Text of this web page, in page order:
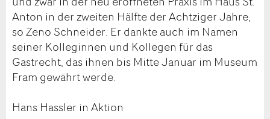
Anton in der zweiten Hälfte der Achtziger Jahre,
so Zeno Schneider. Er dankte auch im Namen
seiner Kolleginnen und Kollegen für das
Gastrecht, das ihnen bis Mitte Januar im Museum
Fram gewährt werde.
Hans Hassler in Aktion